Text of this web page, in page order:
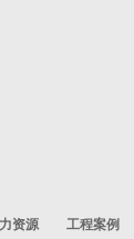
资源 工程案例